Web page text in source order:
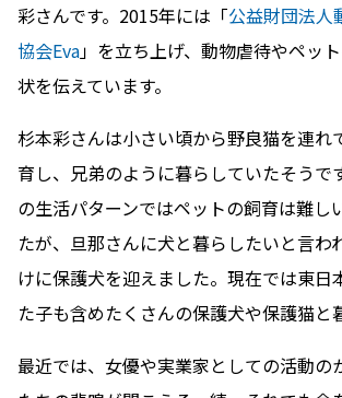
彩さんです。2015年には「公益財団法人
協会Eva」を立ち上げ、動物虐待やペッ
状を伝えています。
杉本彩さんは小さい頃から野良猫を連れ
育し、兄弟のように暮らしていたそうで
の生活パターンではペットの飼育は難し
たが、旦那さんに犬と暮らしたいと言わ
けに保護犬を迎えました。現在では東日
た子も含めたくさんの保護犬や保護猫と
最近では、女優や実業家としての活動の